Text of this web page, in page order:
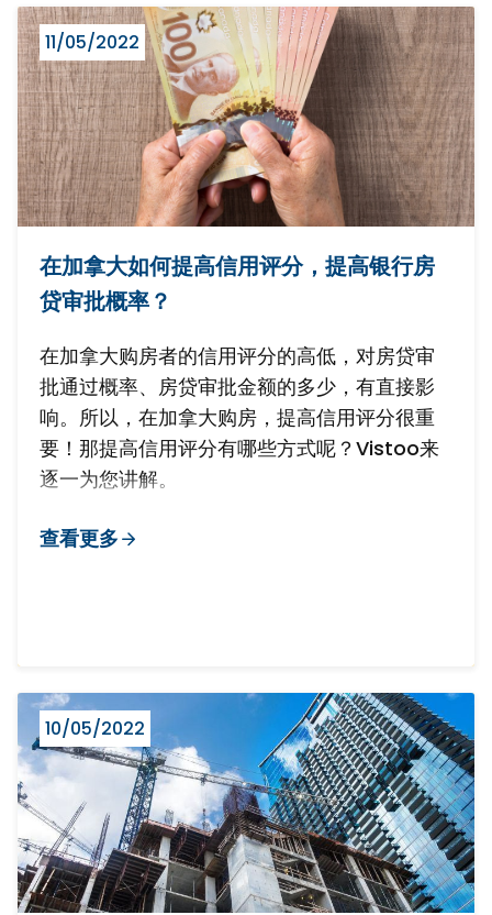
11/05/2022
在加拿大如何提高信用评分，提高银行房
贷审批概率？
在加拿大购房者的信用评分的高低，对房贷审
批通过概率、房贷审批金额的多少，有直接影
响。所以，在加拿大购房，提高信用评分很重
要！那提高信用评分有哪些方式呢？Vistoo来
逐一为您讲解。
查看更多
10/05/2022